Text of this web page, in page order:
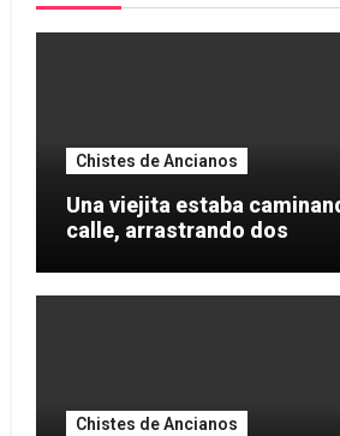
Chistes de Ancianos
Una viejita estaba
calle, arrastrando dos
Chistes de Ancianos